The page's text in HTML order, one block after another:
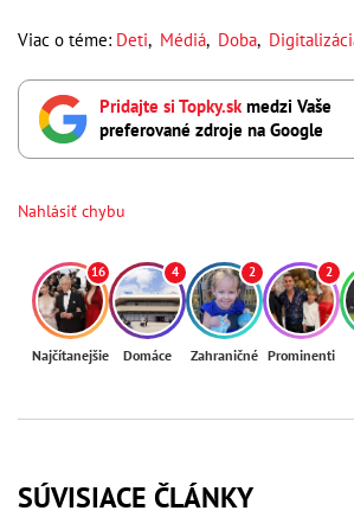
Viac o téme: Deti, Médiá, Doba,
Pridajte si Topky.skmedzi Vaše
preferované zdroje na Google
Nahlásiť chybu
16
Najčítanejšie
4
Domáce
2
Zahraničné
2
Prominenti
SÚVISIACE ČLÁNKY